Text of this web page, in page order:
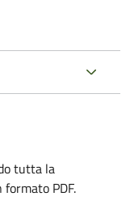
tutta la
PDF.